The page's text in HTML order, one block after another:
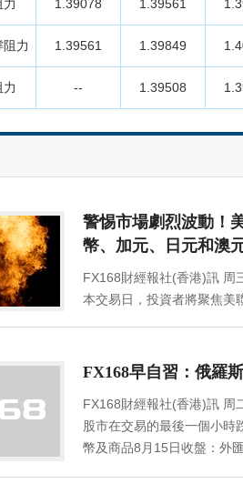
1.39078 1.39561
力 1.39561 1.39849
-- 1.39508
警惕市場劇烈波動！
幣、加元、日元和澳
FX168財經報社(香港)訊 周
本交易日，投資者將聚焦美
幣後市走勢進行前瞻分析。 美國7月零售
支撐。美國商務部周二報告稱，美國7月
源：Zerohedge)OANDA資深美國市場分
弱，它強化了美聯儲繼續保留加息可能
其他貨幣大幅走軟。美聯儲鷹派代表人
要進一步加息。卡什卡利說：“現在通貨
的證據表明，通貨膨脹率正在回落至
FX168早自習：俄羅
FX168財經報社(香港)訊 周
股市在交易的最後一個小時
幣及商品8月15日收盤：外
美元/盎司；Comex期金收報1935.2